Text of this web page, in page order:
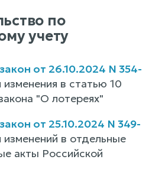
по
учету
от 26.10.2024 N 354-
в статью 10
"О лотереях"
от 25.10.2024 N 349-
в отдельные
акты Российской